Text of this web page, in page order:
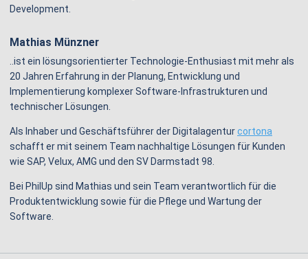
Development.
Mathias Münzner
..ist ein lösungsorientierter Technologie-Enthusiast mit mehr als
20 Jahren Erfahrung in der Planung, Entwicklung und
Implementierung komplexer Software-Infrastrukturen und
technischer Lösungen.
Als Inhaber und Geschäftsführer der Digitalagenturcortona
schafft er mit seinem Team nachhaltige Lösungen für Kunden
wie SAP, Velux, AMG und den SV Darmstadt 98.
Bei PhilUp sind Mathias und sein Team verantwortlich für die
Produktentwicklung sowie für die Pflege und Wartung der
Software.